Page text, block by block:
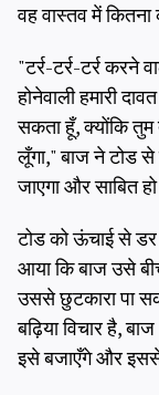
वह वास्तव में
"टर्र-टर्र-टर्र करने
होनेवाली हमारी
सकता हूँ, क्योंकि
लूँगा," बाज ने टोड
जाएगा और साबित
टोड को ऊंचाई से
आया कि बाज उसे
उससे छुटकारा पा
बढ़िया विचार है,
इसे बजाएँगे और इससे